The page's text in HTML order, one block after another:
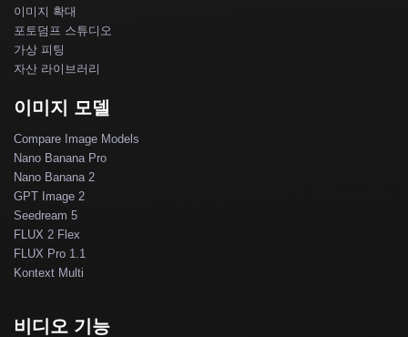
이미지 확대
포토덤프 스튜디오
가상 피팅
자산 라이브러리
이미지 모델
Compare Image Models
Nano Banana Pro
Nano Banana 2
GPT Image 2
Seedream 5
FLUX 2 Flex
FLUX Pro 1.1
Kontext Multi
비디오 기능